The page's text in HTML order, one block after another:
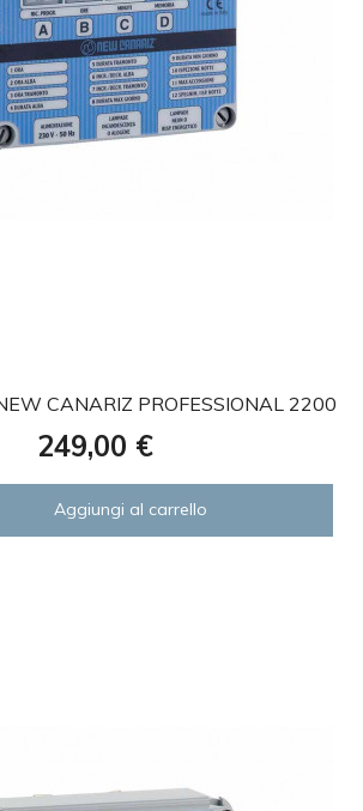
CANARIZ PROFESSIONAL 2200
Prezzo
249,00 €
Aggiungi al carrello